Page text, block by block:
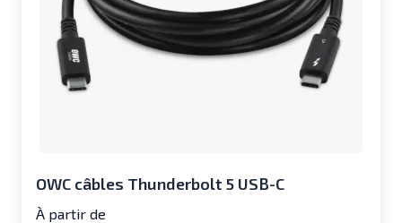
OWC câbles Thunderbolt 5 USB-C
À partir de